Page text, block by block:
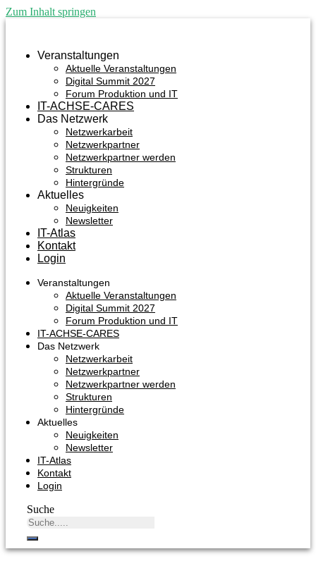
Zum Inhalt springen
Veranstaltungen
Aktuelle Veranstaltungen
Digital Summit 2027
Forum Produktion und IT
IT-ACHSE-CARES
Das Netzwerk
Netzwerkarbeit
Netzwerkpartner
Netzwerkpartner werden
Strukturen
Hintergründe
Aktuelles
Neuigkeiten
Newsletter
IT-Atlas
Kontakt
Login
Veranstaltungen
Aktuelle Veranstaltungen
Digital Summit 2027
Forum Produktion und IT
IT-ACHSE-CARES
Das Netzwerk
Netzwerkarbeit
Netzwerkpartner
Netzwerkpartner werden
Strukturen
Hintergründe
Aktuelles
Neuigkeiten
Newsletter
IT-Atlas
Kontakt
Login
Suche